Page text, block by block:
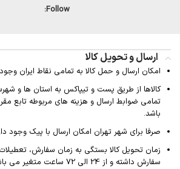
Follow:
ارسال و تحویل کالا
امکان ارسال و حمل کالا به تمامی نقاط ایران
کالاها از طریق پست و تیپاکس به استان ها و
تمامی ضوابط ارسال و هزینه های مربوطه تابع
باشد.
صرفا برای شهر تهران امکان ارسال با پیک وجود
زمان تحویل کالا بستگی به زمان سفارش،
سفارش داشته و از 24 الی 72 ساعت متغیر می باشد.